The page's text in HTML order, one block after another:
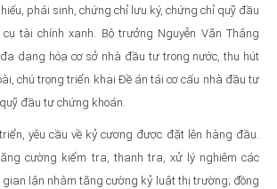
phái sinh, chứng chỉ lưu ký, chứng chỉ quỹ đầu
tài chính xanh. Bộ trưởng Nguyễn Văn Thắng
dạng hóa cơ sở nhà đầu tư trong nước, thu hút
chú trọng triển khai Đề án tái cơ cấu nhà đầu tư
đầu tư chứng khoán.
yêu cầu về kỷ cương được đặt lên hàng đầu.
cường kiểm tra, thanh tra, xử lý nghiêm các
gian lận nhằm tăng cường kỷ luật thị trường; đồng